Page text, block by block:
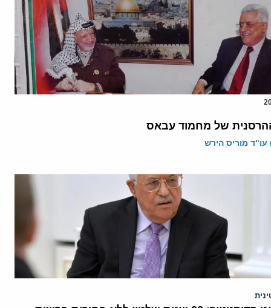
של מחמוד עבאס
מוריס הירש